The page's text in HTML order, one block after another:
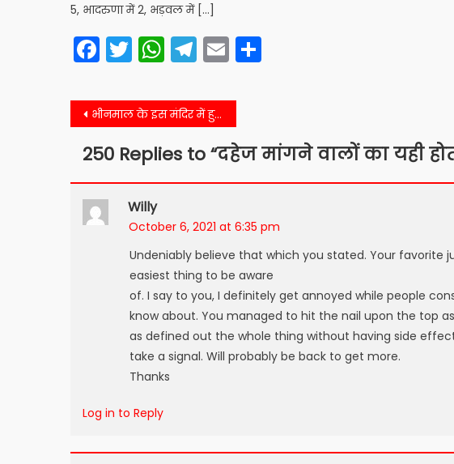
5, भादरुणा में 2, भड़वल में […]
Facebook
Twitter
WhatsApp
Telegram
Email
Post
navigation
भीनमाल के इस मंदिर में हुई चोरी…जानिये
250 Replies to “दहेज मांगने वालों का यही
Willy
October 6, 2021 at 6:35 pm
Undeniably believe that which you stated. Your
easiest thing to be aware
of. I say to you, I definitely get annoyed while people
know about. You managed to hit the nail upon the top
as defined out the whole thing without having side
take a signal. Will probably be back to get more.
Thanks
Log in to Reply